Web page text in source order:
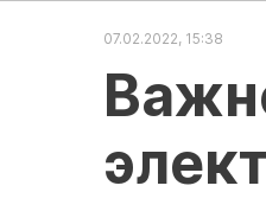
07.02.2022, 15:38